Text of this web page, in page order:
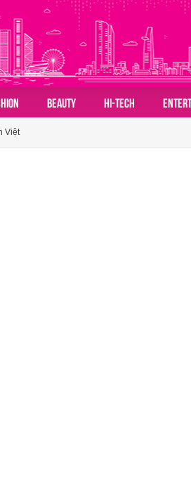
BEAUTY HI-TECH
Á nhờ sức hút ngày càng lan rộng
Việt